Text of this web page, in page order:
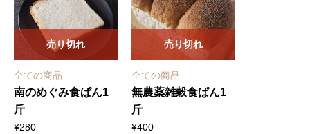
全ての商品
南のめぐみ食ぱん1
斤
¥280
売り切れ
全ての商品
無農薬雑穀食ぱん1
斤
¥400
売り切れ